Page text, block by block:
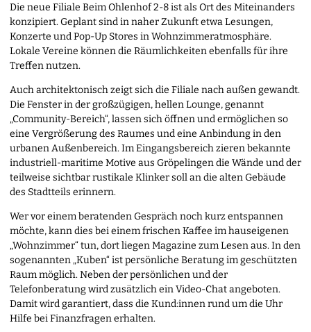
Die neue Filiale Beim Ohlenhof 2-8 ist als Ort des Miteinanders
konzipiert. Geplant sind in naher Zukunft etwa Lesungen,
Konzerte und Pop-Up Stores in Wohnzimmeratmosphäre.
Lokale Vereine können die Räumlichkeiten ebenfalls für ihre
Treffen nutzen.
Auch architektonisch zeigt sich die Filiale nach außen gewandt.
Die Fenster in der großzügigen, hellen Lounge, genannt
„Community-Bereich“, lassen sich öffnen und ermöglichen so
eine Vergrößerung des Raumes und eine Anbindung in den
urbanen Außenbereich. Im Eingangsbereich zieren bekannte
industriell-maritime Motive aus Gröpelingen die Wände und der
teilweise sichtbar rustikale Klinker soll an die alten Gebäude
des Stadtteils erinnern.
Wer vor einem beratenden Gespräch noch kurz entspannen
möchte, kann dies bei einem frischen Kaffee im hauseigenen
„Wohnzimmer“ tun, dort liegen Magazine zum Lesen aus. In den
sogenannten „Kuben“ ist persönliche Beratung im geschützten
Raum möglich. Neben der persönlichen und der
Telefonberatung wird zusätzlich ein Video-Chat angeboten.
Damit wird garantiert, dass die Kund:innen rund um die Uhr
Hilfe bei Finanzfragen erhalten.